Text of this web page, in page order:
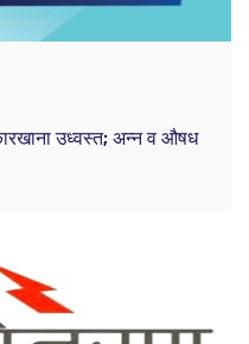
उध्वस्त; अन्न व औषध